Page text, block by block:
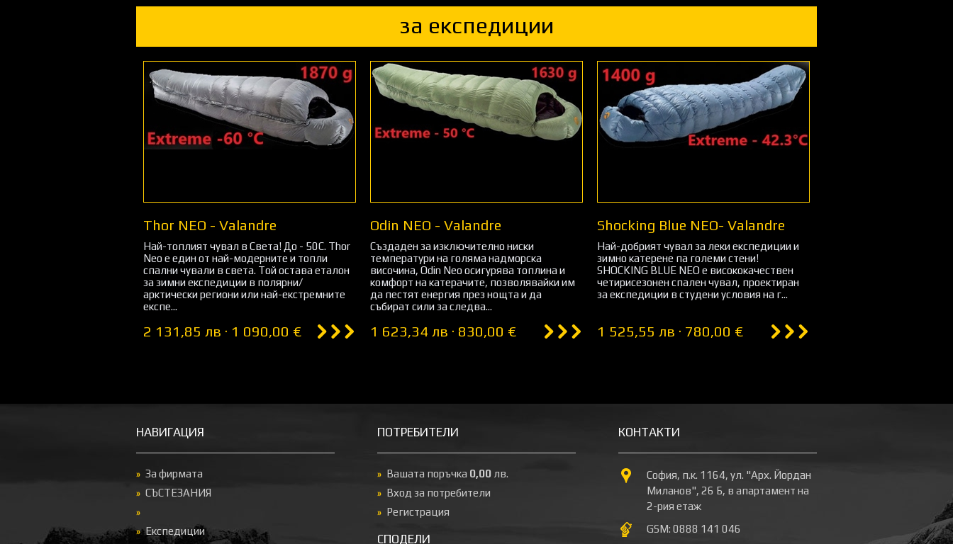
за експедиции
Thor NEO - Valandre
Най-топлият чувал в Света! До - 50С. Thor
Neo е един от най-модерните и топли
спални чували в света. Той остава еталон
за зимни експедиции в полярни/
арктически региони или най-екстремните
експе...
2 131,85 лв · 1 090,00 €
Odin NEO - Valandre
Създаден за изключително ниски
температури на голяма надморска
височина, Odin Neo осигурява топлина и
комфорт на катерачите, позволявайки им
да пестят енергия през нощта и да
събират сили за следва...
1 623,34 лв · 830,00 €
Shocking Blue NEO- Valandre
Най-добрият чувал за леки експедиции и
зимно катерене па големи стени!
SHOCKING BLUE NEO е висококачествен
четирисезонен спален чувал, проектиран
за експедиции в студени условия на г...
1 525,55 лв · 780,00 €
НАВИГАЦИЯ
За фирмата
СЪСТЕЗАНИЯ
Експедиции
ПОТРЕБИТЕЛИ
Вашата поръчка 0,00 лв.
Вход за потребители
Регистрация
СПОДЕЛИ
КОНТАКТИ
София, п.к. 1164, ул. "Арх. Йордан
Миланов", 26 Б, в апартамент на
2-рия етаж
GSM: 0888 141 046